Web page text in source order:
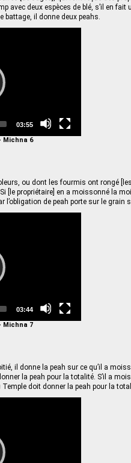
avec deux espèces de blé, s’il en fait
battage, il donne deux peahs.
Total
03:55
Michna 6
ou dont les fourmis ont rongé
[le propriétaire] en a moissonné la
l’obligation de peah porte sur le grain
Total
03:44
Michna 7
il donne la peah sur ce qu’il a
la peah pour la totalité. S’il a
doit donner la peah pour la